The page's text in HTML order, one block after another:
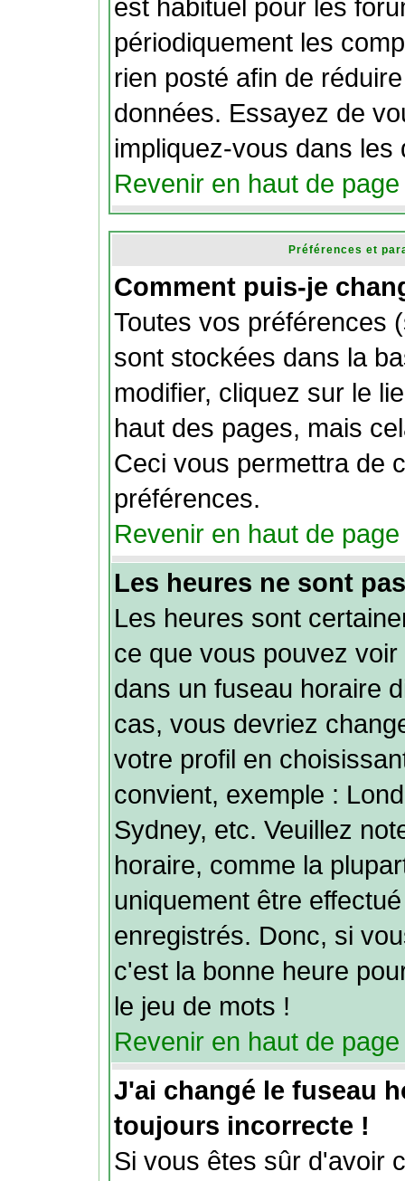
est habituel pour les
périodiquement les
rien posté afin de
données. Essayez de
impliquez-vous dans les
Revenir en haut de page
Préférences et
Comment puis-je
Toutes vos préférences
sont stockées dans la
modifier, cliquez sur le
haut des pages, mais
Ceci vous permettra de
préférences.
Revenir en haut de page
Les heures ne sont
Les heures sont
ce que vous pouvez
dans un fuseau horaire
cas, vous devriez
votre profil en
convient, exemple :
Sydney, etc. Veuillez
horaire, comme la
uniquement être
enregistrés. Donc, si
c'est la bonne heure
le jeu de mots !
Revenir en haut de page
J'ai changé le fuseau
toujours incorrecte !
Si vous êtes sûr d'avoir